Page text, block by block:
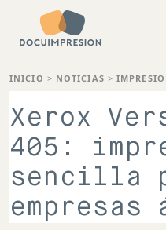
INICIO > NOTICIAS >
Xerox
405:
sencilla
empresas